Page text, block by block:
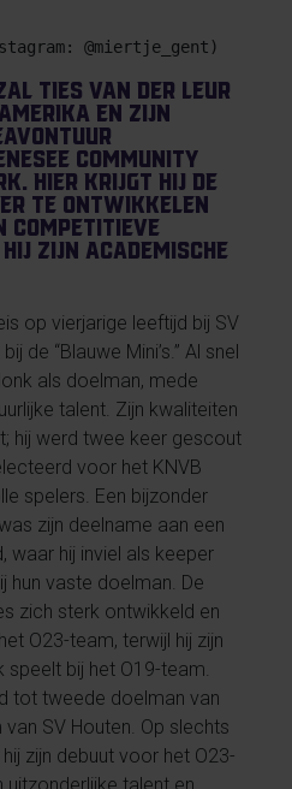
@miertje_gent)
Ties van der Leur
en zijn
Community
Hier krijgt hij de
te ontwikkelen
competitieve
zijn academische
op vierjarige leeftijd bij SV
de “Blauwe Mini’s.” Al snel
als doelman, mede
talent. Zijn kwaliteiten
hij werd twee keer gescout
voor het KNVB
spelers. Een bijzonder
zijn deelname aan een
hij inviel als keeper
hun vaste doelman. De
zich sterk ontwikkeld en
O23-team, terwijl hij zijn
bij het O19-team.
tot tweede doelman van
SV Houten. Op slechts
zijn debuut voor het O23-
uitzonderlijke talent en